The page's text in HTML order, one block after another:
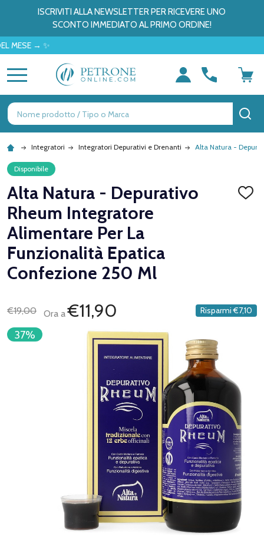
ISCRIVITI ALLA NEWSLETTER PER RICEVERE UNO
SCONTO IMMEDIATO AL PRIMO ORDINE!
→ ✨
Ricerca
Integratori Integratori Depurativi e Drenanti Alta Natura -
Disponibile
Alta Natura - Depurativo
Rheum Integratore
Alimentare Per La
Funzionalità Epatica
Confezione 250 Ml
€19,00 Ora a€11,90 Risparmi €7,10
37%